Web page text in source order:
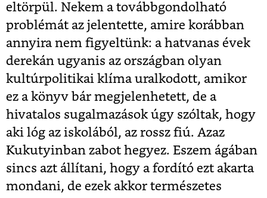
eltörpül. Nekem a továbbgondolható
problémát az jelentette, amire korábban
annyira nem figyeltünk: a hatvanas évek
derekán ugyanis az országban olyan
kultúrpolitikai klíma uralkodott, amikor
ez a könyv bár megjelenhetett, de a
hivatalos sugalmazások úgy szóltak, hogy
aki lóg az iskolából, az rossz fiú. Azaz
Kukutyinban zabot hegyez. Eszem ágában
sincs azt állítani, hogy a fordító ezt akarta
mondani, de ezek akkor természetes